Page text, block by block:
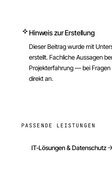
Hinweis zur Erstellung
Dieser Beitrag wurdemit
erstellt. Fachliche Aussagen
Projekterfahrung — bei
direkt an.
PASSENDE LEISTUNGEN
IT-Lösungen & Datenschutz